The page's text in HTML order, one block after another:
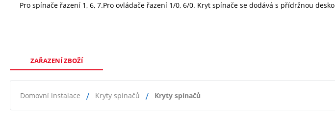
Pro spínače řazení 1, 6, 7.Pro ovládače řazení 1/0, 6/0. Kryt spínače se dodává s přídržnou
ZAŘAZENÍ ZBOŽÍ
Domovní instalace Kryty spínačů Kryty spínačů